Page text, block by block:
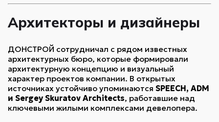
Архитекторы и дизайнеры
ДОНСТРОЙ сотрудничал с рядом известных
архитектурных бюро, которые формировали
архитектурную концепцию и визуальный
характер проектов компании. В открытых
источниках устойчиво упоминаются SPEECH, ADM
и Sergey Skuratov Architects, работавшие над
ключевыми жилыми комплексами девелопера.